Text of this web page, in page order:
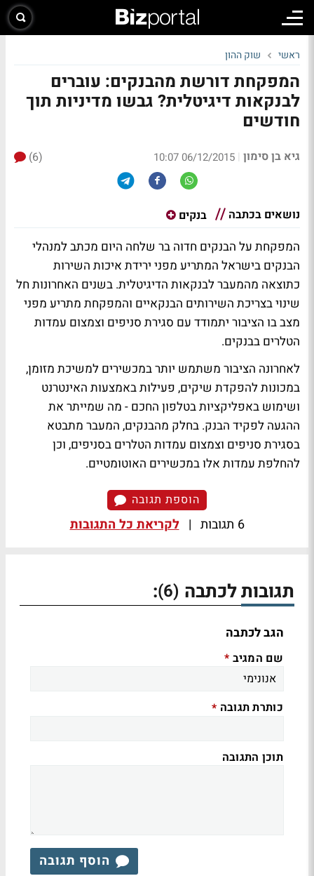
ראשי שוק ההון
המפקחת דורשת מהבנקים: עוברים
לבנקאות דיגיטלית? גבשו מדיניות תוך
חודשים
גיא בן סימון |
06/12/2015 10:07
(6)
נושאים בכתבה בנקים
המפקחת על הבנקים חדוה בר שלחה היום מכתב למנהלי
הבנקים בישראל המתריע מפני ירידת איכות השירות
כתוצאה מהמעבר לבנקאות הדיגיטלית. בשנים האחרונות חל
שינוי בצריכת השירותים הבנקאיים והמפקחת מתריע מפני
מצב בו הציבור יתמודד עם סגירת סניפים וצמצום עמדות
הטלרים בבנקים.
לאחרונה הציבור משתמש יותר במכשירים למשיכת מזומן,
במכונות להפקדת שיקים, פעילות באמצעות האינטרנט
ושימוש באפליקציות בטלפון החכם - מה שמייתר את
ההגעה לפקיד הבנק. בחלק מהבנקים, המעבר מתבטא
בסגירת סניפים וצמצום עמדות הטלרים בסניפים, וכן
להחלפת עמדות אלו במכשירים האוטומטיים.
הוספת תגובה
6 תגובות | לקריאת כל התגובות
תגובות לכתבה (6)
:
הגב לכתבה
שם המגיב *
כותרת תגובה *
תוכן התגובה
הוסף תגובה